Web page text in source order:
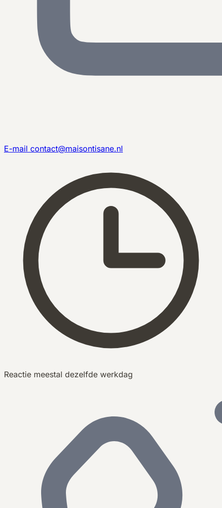
E-mail contact@maisontisane.nl
Reactie meestal dezelfde werkdag